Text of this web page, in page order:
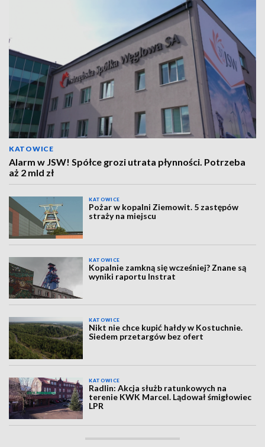
KATOWICE
Alarm w JSW! Spółce grozi utrata płynności. Potrzeba
aż 2 mld zł
KATOWICE
Pożar w kopalni Ziemowit. 5 zastępów
straży na miejscu
KATOWICE
Kopalnie zamkną się wcześniej? Znane są
wyniki raportu Instrat
KATOWICE
Nikt nie chce kupić hałdy w Kostuchnie.
Siedem przetargów bez ofert
KATOWICE
Radlin: Akcja służb ratunkowych na
terenie KWK Marcel. Lądował śmigłowiec
LPR